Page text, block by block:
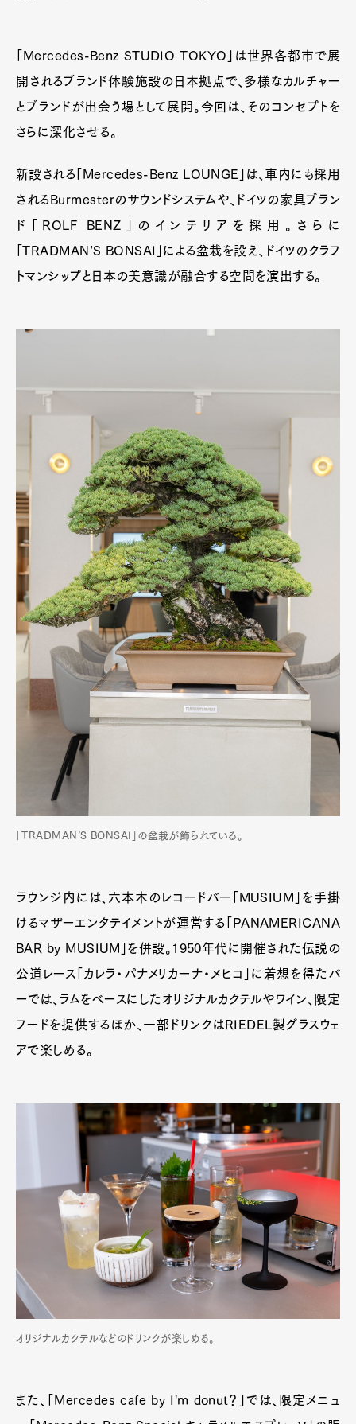
「Mercedes-Benz STUDIO TOKYO」は世界各都市で展
開されるブランド体験施設の日本拠点で、多様なカルチャー
とブランドが出会う場として展開。今回は、そのコンセプトを
さらに深化させる。
新設される「Mercedes-Benz LOUNGE」は、車内にも採用
されるBurmesterのサウンドシステムや、ドイツの家具ブラン
ド「ROLF BENZ」のインテリアを採用。さらに
「TRADMAN’S BONSAI」による盆栽を設え、ドイツのクラフ
トマンシップと日本の美意識が融合する空間を演出する。
「TRADMAN’S BONSAI」の盆栽が飾られている。
ラウンジ内には、六本木のレコードバー「MUSIUM」を手掛
けるマザーエンタテイメントが運営する「PANAMERICANA
BAR by MUSIUM」を併設。1950年代に開催された伝説の
公道レース「カレラ・パナメリカーナ・メヒコ」に着想を得たバ
ーでは、ラムをベースにしたオリジナルカクテルやワイン、限定
フードを提供するほか、一部ドリンクはRIEDEL製グラスウェ
アで楽しめる。
オリジナルカクテルなどのドリンクが楽しめる。
また、「Mercedes cafe by I'm donut？」では、限定メニュ